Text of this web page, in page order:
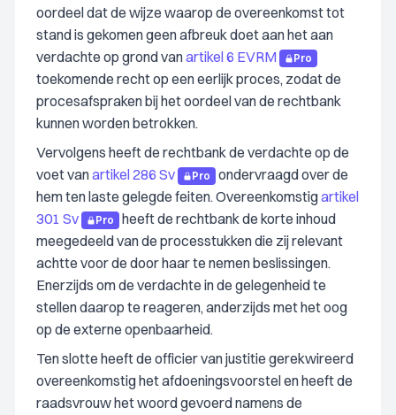
oordeel dat de wijze waarop de overeenkomst tot
stand is gekomen geen afbreuk doet aan het aan
verdachte op grond vanartikel 6 EVRM Pro
toekomende recht op een eerlijk proces, zodat de
procesafspraken bij het oordeel van de rechtbank
kunnen worden betrokken.
Vervolgens heeft de rechtbank de verdachte op de
voet vanartikel 286 Sv Pro
ondervraagd over de
hem ten laste gelegde feiten. Overeenkomstigartikel
301 Sv
Pro
heeft de rechtbank de korte inhoud
meegedeeld van de processtukken die zij relevant
achtte voor de door haar te nemen beslissingen.
Enerzijds om de verdachte in de gelegenheid te
stellen daarop te reageren, anderzijds met het oog
op de externe openbaarheid.
Ten slotte heeft de officier van justitie gerekwireerd
overeenkomstig het afdoeningsvoorstel en heeft de
raadsvrouw het woord gevoerd namens de